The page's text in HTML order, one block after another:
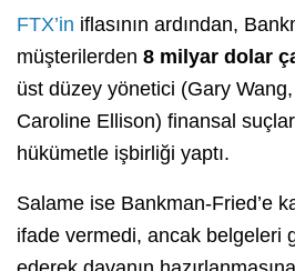
FTX’in iflasının ardından,
müşterilerden 8 milyar dolar
üst düzey yönetici (Gary
Caroline Ellison) finansal
hükümetle işbirliği yaptı.
Salame ise Bankman-Fried’e
ifade vermedi, ancak belgeleri